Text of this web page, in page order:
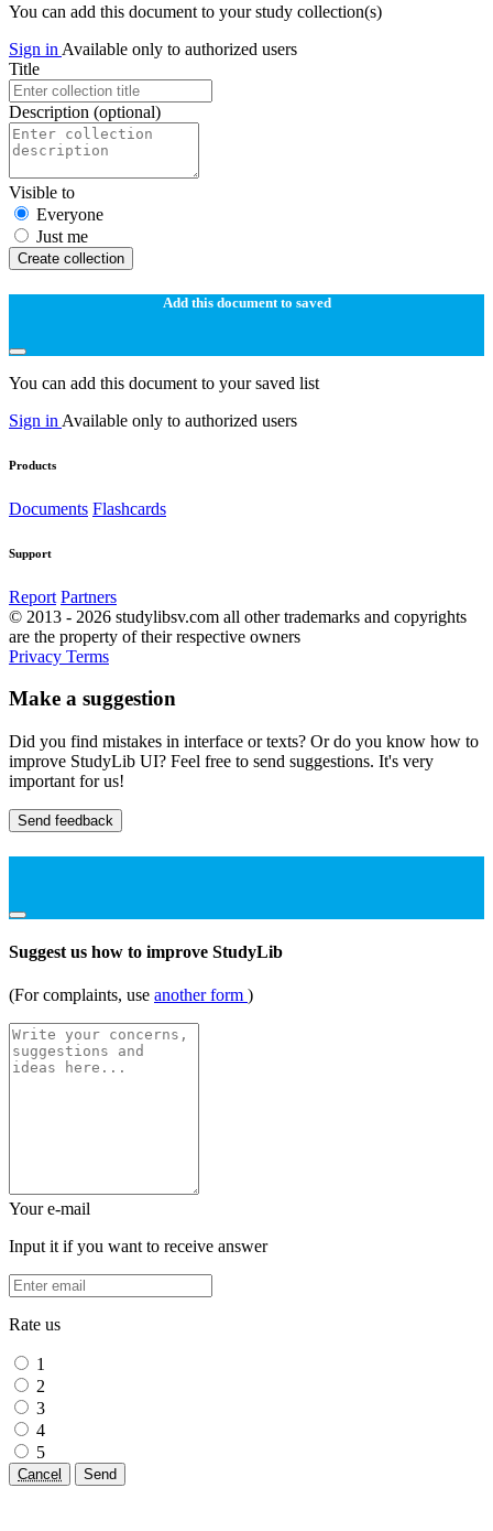
You can add this document to your study collection(s)
Sign in Available only to authorized users
Title
Description (optional)
Visible to
Everyone
Just me
Create collection
Add this document to saved
You can add this document to your saved list
Sign in Available only to authorized users
Products
Documents Flashcards
Support
Report Partners
© 2013 - 2026 studylibsv.com all other trademarks and copyrights
are the property of their respective owners
Privacy Terms
Make a suggestion
Did you find mistakes in interface or texts? Or do you know how to
improve StudyLib UI? Feel free to send suggestions. It's very
important for us!
Send feedback
Suggest us how to improve StudyLib
(For complaints, use another form )
Your e-mail
Input it if you want to receive answer
Rate us
1
2
3
4
5
Cancel Send